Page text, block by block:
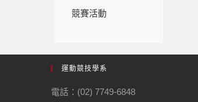
競賽活動
運動競技學系
電話：(02) 7749-6848